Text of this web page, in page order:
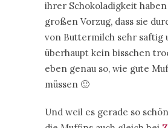
ihrer Schokoladigkeit
großen Vorzug, dass sie
von Buttermilch sehr saftig
überhaupt kein bisschen
eben genau so, wie gute
müssen 🙂
Und weil es gerade so